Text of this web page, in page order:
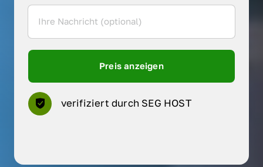
Preis anzeigen
verifiziert durch SEG HOST